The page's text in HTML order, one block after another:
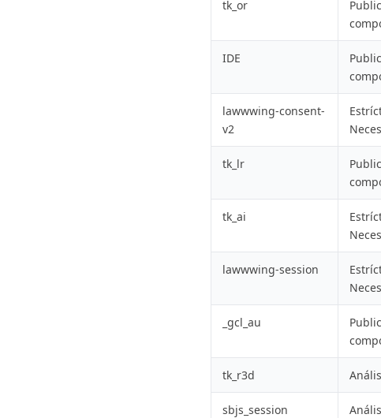
tk_or
IDE
lawwwing-consent-
v2
tk_lr
tk_ai
lawwwing-session
_gcl_au
tk_r3d
sbjs_session